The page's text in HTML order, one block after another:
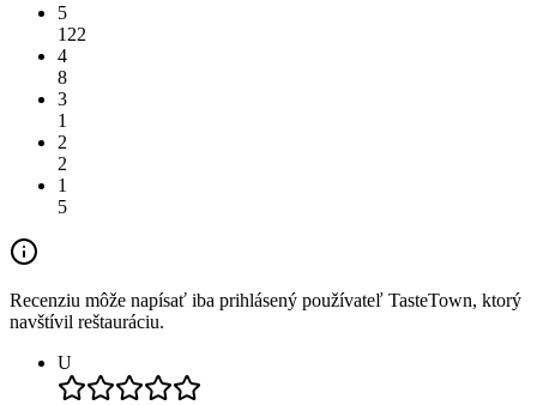
5
122
4
8
3
1
2
2
1
5
Recenziu môže napísať iba prihlásený používateľ TasteTown, ktorý
navštívil reštauráciu.
U